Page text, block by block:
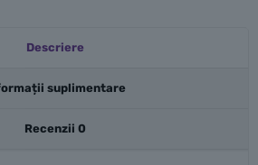
Descriere
suplimentare
Recenzii 0